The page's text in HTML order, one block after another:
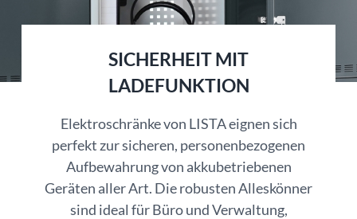
SICHERHEIT MIT
LADEFUNKTION
Elektroschränke von LISTA eignen sich
perfekt zur sicheren, personenbezogenen
Aufbewahrung von akkubetriebenen
Geräten aller Art. Die robusten Alleskönner
sind ideal für Büro und Verwaltung,